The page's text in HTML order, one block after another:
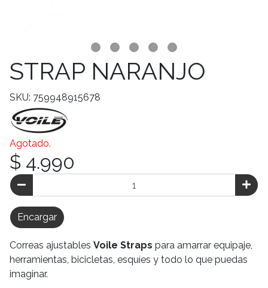
STRAP NARANJO
SKU: 759948915678
Agotado.
$ 4.990
Encargar
Correas ajustables Voile Straps para amarrar equipaje,
herramientas, bicicletas, esquíes y todo lo que puedas
imaginar.